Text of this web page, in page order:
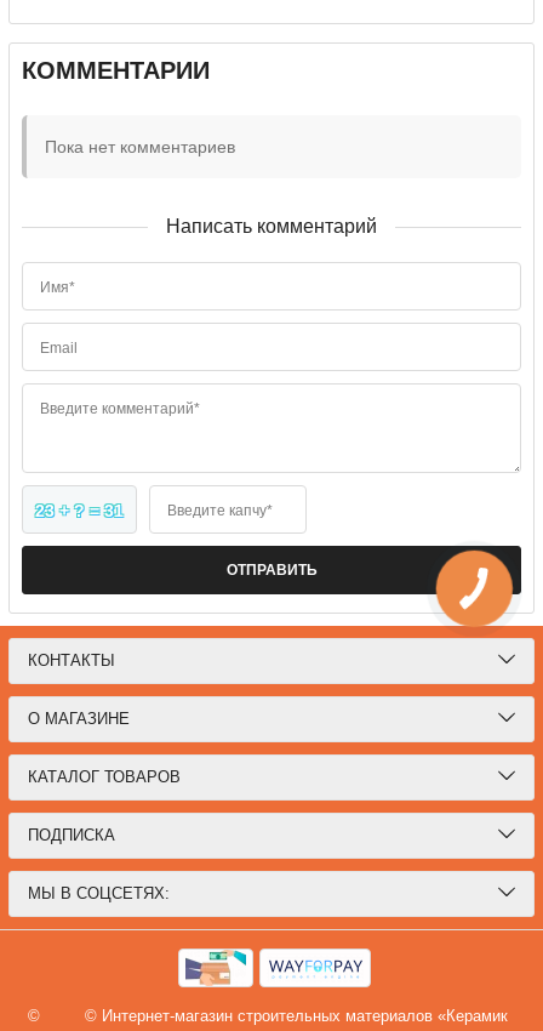
КОММЕНТАРИИ
Пока нет комментариев
Написать комментарий
Имя*
Email
Введите комментарий*
23 + ? = 31 Введите капчу*
ОТПРАВИТЬ
КОНТАКТЫ
О МАГАЗИНЕ
КАТАЛОГ ТОВАРОВ
ПОДПИСКА
МЫ В СОЦСЕТЯХ:
©
© Интернет-магазин строительных материалов «Керамик